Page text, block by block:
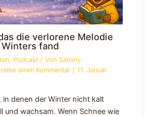
die verlorene Melodie
fand
, Podcast / Von Sammy
einen Kommentar /11. Januar
in denen der Winter nicht kalt
und wachsam. Wenn Schnee wie